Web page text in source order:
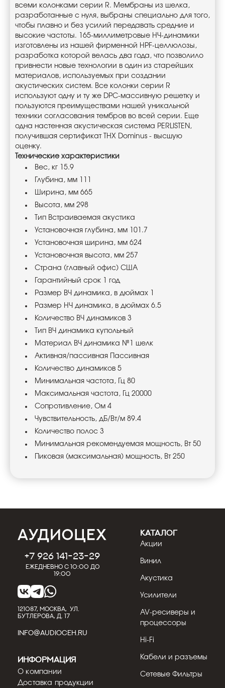
всеми колонками серии R. Мембраны из шелка,
разработанные с нуля, выбраны специально для того,
чтобы плавно и без усилий передавать средние и
высокие частоты. 165-миллиметровые НЧ-динамики
изготовлены из нашей фирменной HPF-целлюлозы,
разработка которой велась два года, что позволило
привнести новые технологии в один из старейших
материалов, используемых при создании
акустических систем. Все колонки серии R
используют одну и ту же DPC-массивную решетку и
пользуются преимуществами нашей уникальной
техники согласования тембров во всей серии. Еще
одна настенная акустическая система PERLISTEN,
получившая сертификат THX Dominus - высшую
оценку.
Технические характеристики
Вес, кг 15.9
Глубина, мм 111
Ширина, мм 665
Высота, мм 298
Тип Встраиваемая акустика
Установочная глубина, мм 101.7
Установочная ширина, мм 624
Установочная высота, мм 257
Страна (главный офис) США
Гарантийный срок 1 год
Размер ВЧ динамика, в дюймах 1
Размер НЧ динамика, в дюймах 6.5
Количество ВЧ динамиков 3
Тип ВЧ динамика купольный
Материал ВЧ динамика №1 шелк
Активная/пассивная Пассивная
Количество динамиков 5
Минимальная частота, Гц 80
Максимальная частота, Гц 20000
Сопротивление, Ом 4
Чувствительность, дБ/Вт/м 89.4
Количество полос 3
Минимальная рекомендуемая мощность, Вт 50
Пиковая (максимальная) мощность, Вт 250
+7 926 141-23-29
Ежедневно с 10:00 до
19:00
121087, МОСКВА, УЛ.
БУТЛЕРОВА, Д. 17
INFO@AUDIOCEH.RU
КАТАЛОГ
Акции
Винил
Акустика
Усилители
AV-ресиверы и
процессоры
Hi-Fi
Кабели и разъемы
Сетевые Фильтры
Информация
О компании
Доставка продукции